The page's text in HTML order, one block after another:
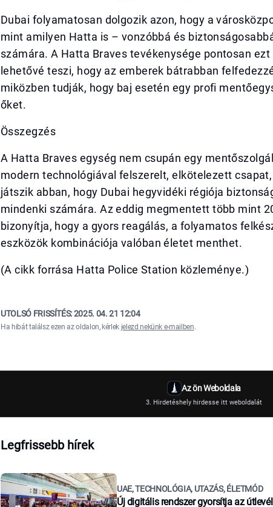
Dubai folyamatosan dolgozik azon, hogy a
mint amilyen Hatta is – vonzóbbá és
számára. A Hatta Braves tevékenysége pontosan
lehetővé teszi, hogy az emberek bátrabban
miközben tudják, hogy baj esetén egy profi
őket.
Összegzés
A Hatta Braves egység nem csupán egy
modern technológiával felszerelt, elkötelezett
játszik abban, hogy Dubai hegyvidéki régiója
mindenki számára. Az eddig megmentett több mint
bizonyítja, hogy a gyors reagálás, a folyamatos
eszközök kombinációja valóban életet menthet.
(A cikk forrása Hatta Police Station közleménye.)
UTOLSÓ FRISSÍTÉS:2025. 04. 21 12:04
Ha hibát találsz ezen az oldalon, kérlek jelezd nekünk e-mailben.
Az ön Weboldala
3. Hirdetéshely hirdesse itt weboldalát
Legfrissebb hírek
UAE, TECHNOLÓGIA, UTAZÁS, ÉLETMÓD
Új digitális rendszer gyorsítja az